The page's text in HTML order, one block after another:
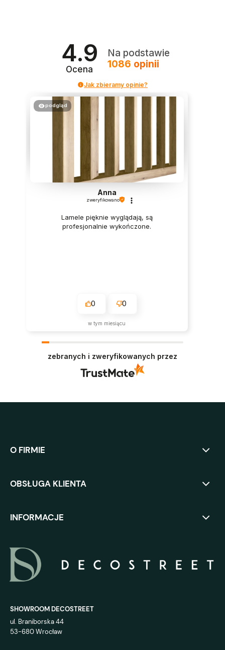
4.9
Ocena
Na podstawie
1086 opinii
Jak zbieramy opinie?
podgląd
Anna
zweryfikowano
Lamele pięknie wyglądają, są
profesjonalnie wykończone.
0 0
w tym miesiącu
zebranych i zweryfikowanych przez
O FIRMIE
OBSŁUGA KLIENTA
INFORMACJE
SHOWROOM DECOSTREET
ul. Braniborska 44
53-680 Wrocław